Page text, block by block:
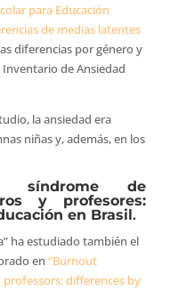
para Educación
de medias latentes
diferencias por género y
de Ansiedad
la ansiedad era
niñas y, además, en los
síndrome de
y profesores:
en Brasil.
ha estudiado también el
en “Burnout
differences by